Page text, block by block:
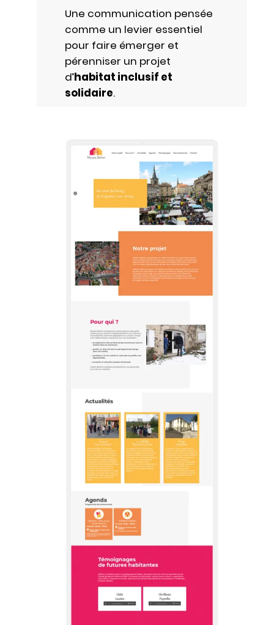
Une communication pensée
comme un levier essentiel
pour faire émerger et
pérenniser un projet
d’habitat inclusif et
solidaire.